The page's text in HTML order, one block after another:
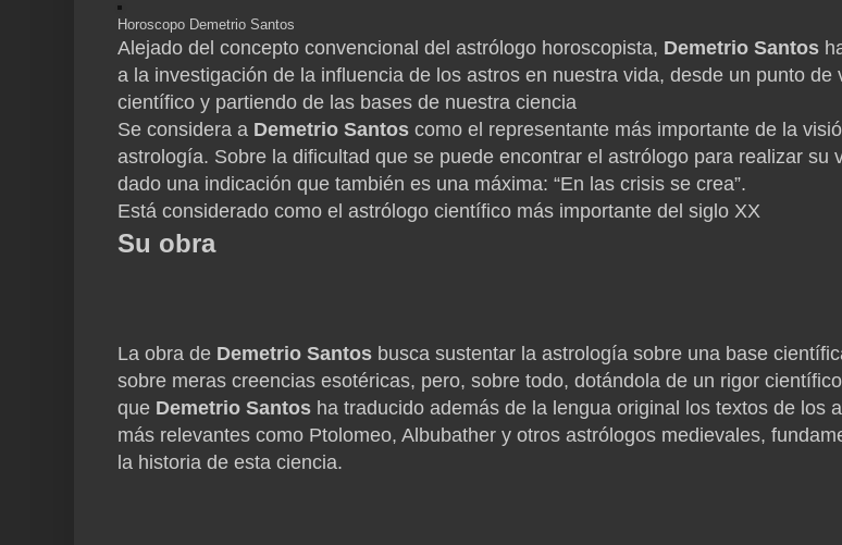
Horoscopo Demetrio Santos
Alejado del concepto convencional del astrólogo horoscopista, Demetrio Santos
a la investigación de la influencia de los astros en nuestra vida, desde un punto de
científico y partiendo de las bases de nuestra ciencia
Se considera a Demetrio Santos como el representante más importante de la
astrología. Sobre la dificultad que se puede encontrar el astrólogo para realizar su
dado una indicación que también es una máxima: “En las crisis se crea”.
Está considerado como el astrólogo científico más importante del siglo XX
Su obra
La obra de Demetrio Santos busca sustentar la astrología sobre una base
sobre meras creencias esotéricas, pero, sobre todo, dotándola de un rigor
que Demetrio Santos ha traducido además de la lengua original los textos de los
más relevantes como Ptolomeo, Albubather y otros astrólogos medievales,
la historia de esta ciencia.